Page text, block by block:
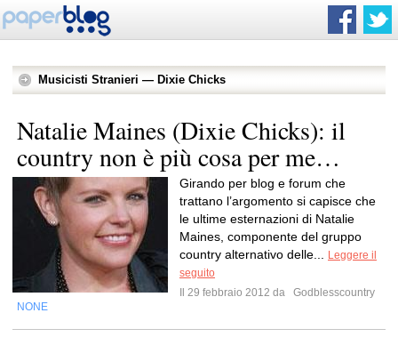
Musicisti Stranieri — Dixie Chicks
Natalie Maines (Dixie Chicks): il
country non è più cosa per me…
Girando per blog e forum che
trattano l’argomento si capisce che
le ultime esternazioni di Natalie
Maines, componente del gruppo
country alternativo delle...
Leggere il
seguito
Il 29 febbraio 2012 da
Godblesscountry
NONE